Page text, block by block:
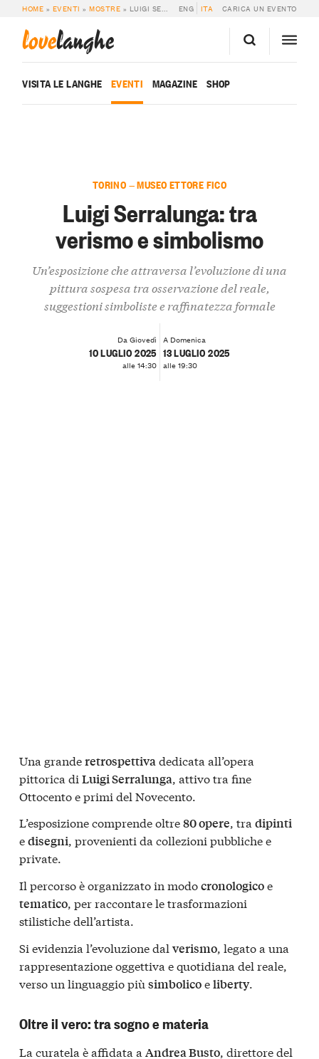
HOME » EVENTI »MOSTRE » LUIGI SERRALUNGA: TRA VERISMO E SIMBOLISMO ENG ITA CARICA UN EVENTO
lovelanghe
VISITA LE LANGHE EVENTI MAGAZINE SHOP
TORINO — MUSEO ETTORE FICO
Luigi Serralunga: tra
verismo e simbolismo
Un’esposizione che attraversa l’evoluzione di una
pittura sospesa tra osservazione del reale,
suggestioni simboliste e raffinatezza formale
Da Giovedì
10 LUGLIO 2025
alle 14:30
A Domenica
13 LUGLIO 2025
alle 19:30
Una granderetrospettivadedicata all’opera
pittorica di Luigi Serralunga, attivo tra fine
Ottocento e primi del Novecento.
L’esposizione comprende oltre80 opere, tra dipinti
edisegni, provenienti da collezioni pubbliche e
private.
Il percorso è organizzato in modocronologicoe
tematico, per raccontare le trasformazioni
stilistiche dell’artista.
Si evidenzia l’evoluzione dal verismo, legato a una
rappresentazione oggettiva e quotidiana del reale,
verso un linguaggio più simbolicoeliberty.
Oltre il vero: tra sogno e materia
La curatela è affidata a Andrea Busto, direttore del